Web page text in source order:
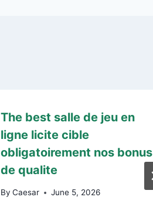
The best salle de jeu en
ligne licite cible
obligatoirement nos bonus
de qualite
By Caesar June 5, 2026